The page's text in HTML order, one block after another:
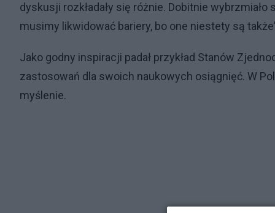
dyskusji rozkładały się różnie. Dobitnie
musimy likwidować bariery, bo one niestety są
Jako godny inspiracji padał przykład Stanów
zastosowań dla swoich naukowych osiągnięć. W
myślenie.